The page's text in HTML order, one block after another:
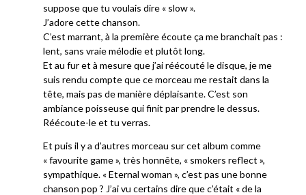
suppose que tu voulais dire « slow ».
J’adore cette chanson.
C’est marrant, à la première écoute ça me branchait pas :
lent, sans vraie mélodie et plutôt long.
Et au fur et à mesure que j’ai réécouté le disque, je me
suis rendu compte que ce morceau me restait dans la
tête, mais pas de manière déplaisante. C’est son
ambiance poisseuse qui finit par prendre le dessus.
Réécoute-le et tu verras.
Et puis il y a d’autres morceau sur cet album comme
« favourite game », très honnête, « smokers reflect »,
sympathique. « Eternal woman », c’est pas une bonne
chanson pop ? J’ai vu certains dire que c’était « de la